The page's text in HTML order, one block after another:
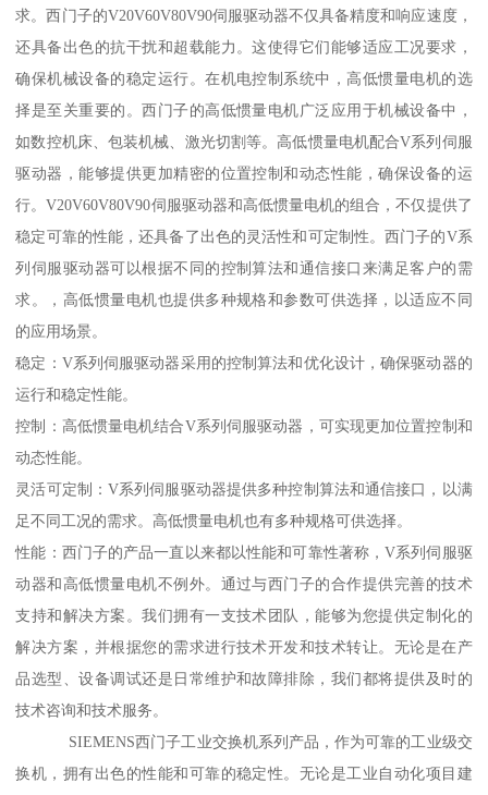
求。西门子的V20V60V80V90伺服驱动器不仅具备精度和响应速度，
还具备出色的抗干扰和超载能力。这使得它们能够适应工况要求，
确保机械设备的稳定运行。在机电控制系统中，高低惯量电机的选
择是至关重要的。西门子的高低惯量电机广泛应用于机械设备中，
如数控机床、包装机械、激光切割等。高低惯量电机配合V系列伺服
驱动器，能够提供更加精密的位置控制和动态性能，确保设备的运
行。V20V60V80V90伺服驱动器和高低惯量电机的组合，不仅提供了
稳定可靠的性能，还具备了出色的灵活性和可定制性。西门子的V系
列伺服驱动器可以根据不同的控制算法和通信接口来满足客户的需
求。，高低惯量电机也提供多种规格和参数可供选择，以适应不同
的应用场景。
稳定：V系列伺服驱动器采用的控制算法和优化设计，确保驱动器的
运行和稳定性能。
控制：高低惯量电机结合V系列伺服驱动器，可实现更加位置控制和
动态性能。
灵活可定制：V系列伺服驱动器提供多种控制算法和通信接口，以满
足不同工况的需求。高低惯量电机也有多种规格可供选择。
性能：西门子的产品一直以来都以性能和可靠性著称，V系列伺服驱
动器和高低惯量电机不例外。通过与西门子的合作提供完善的技术
支持和解决方案。我们拥有一支技术团队，能够为您提供定制化的
解决方案，并根据您的需求进行技术开发和技术转让。无论是在产
品选型、设备调试还是日常维护和故障排除，我们都将提供及时的
技术咨询和技术服务。
SIEMENS西门子工业交换机系列产品，作为可靠的工业级交
换机，拥有出色的性能和可靠的稳定性。无论是工业自动化项目建